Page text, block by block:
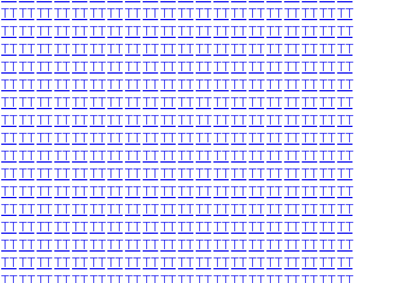
TTTTTTTTTTTTTTTTTTTTTTTTTTTTTTTTTTTTTTTT
TTTTTTTTTTTTTTTTTTTTTTTTTTTTTTTTTTTTTTTT
TTTTTTTTTTTTTTTTTTTTTTTTTTTTTTTTTTTTTTTT
TTTTTTTTTTTTTTTTTTTTTTTTTTTTTTTTTTTTTTTT
TTTTTTTTTTTTTTTTTTTTTTTTTTTTTTTTTTTTTTTT
TTTTTTTTTTTTTTTTTTTTTTTTTTTTTTTTTTTTTTTT
TTTTTTTTTTTTTTTTTTTTTTTTTTTTTTTTTTTTTTTT
TTTTTTTTTTTTTTTTTTTTTTTTTTTTTTTTTTTTTTTT
TTTTTTTTTTTTTTTTTTTTTTTTTTTTTTTTTTTTTTTT
TTTTTTTTTTTTTTTTTTTTTTTTTTTTTTTTTTTTTTTT
TTTTTTTTTTTTTTTTTTTTTTTTTTTTTTTTTTTTTTTT
TTTTTTTTTTTTTTTTTTTTTTTTTTTTTTTTTTTTTTTT
TTTTTTTTTTTTTTTTTTTTTTTTTTTTTTTTTTTTTTTT
TTTTTTTTTTTTTTTTTTTTTTTTTTTTTTTTTTTTTTTT
TTTTTTTTTTTTTTTTTTTTTTTTTTTTTTTTTTTTTTTT